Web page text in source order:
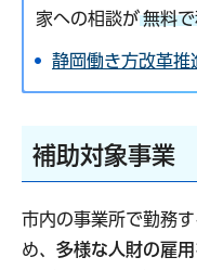
家への相談が無料
静岡働き方改革推
補助対象事業
市内の事業所で勤務
め、 多様な人財の雇